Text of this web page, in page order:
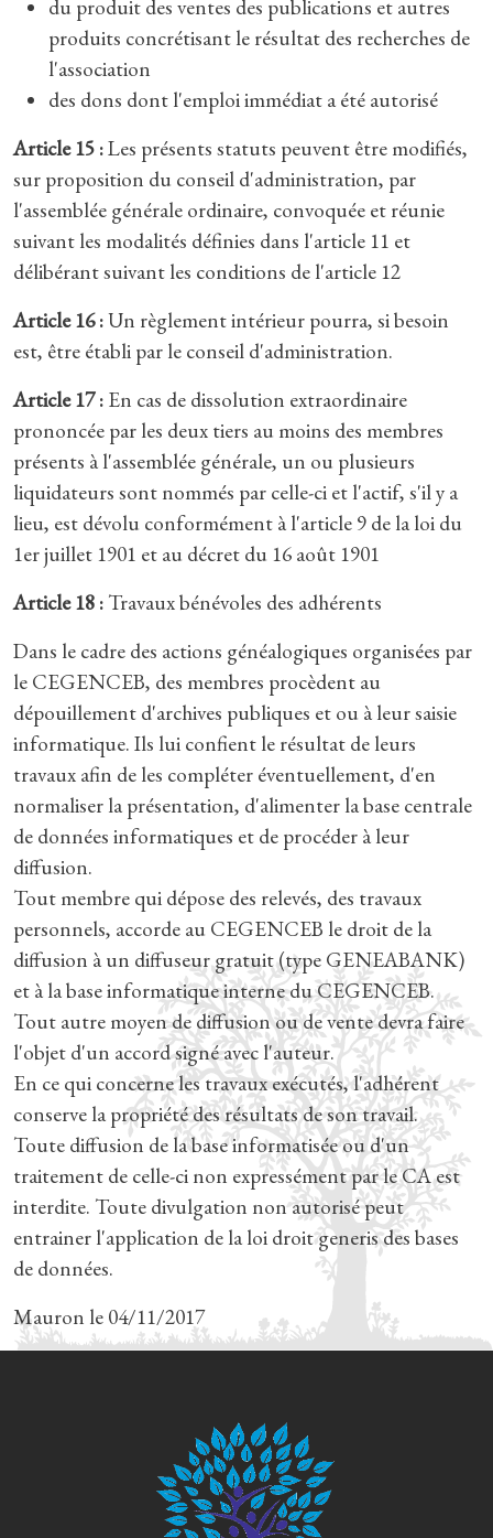
du produit des ventes des publications et autres
produits concrétisant le résultat des recherches de
l'association
des dons dont l'emploi immédiat a été autorisé
Article 15 :Les présents statuts peuvent être modifiés,
sur proposition du conseil d'administration, par
l'assemblée générale ordinaire, convoquée et réunie
suivant les modalités définies dans l'article 11 et
délibérant suivant les conditions de l'article 12
Article 16 :Un règlement intérieur pourra, si besoin
est, être établi par le conseil d'administration.
Article 17 : En cas de dissolution extraordinaire
prononcée par les deux tiers au moins des membres
présents à l'assemblée générale, un ou plusieurs
liquidateurs sont nommés par celle-ci et l'actif, s'il y a
lieu, est dévolu conformément à l'article 9 de la loi du
1er juillet 1901 et au décret du 16 août 1901
Article 18 : Travaux bénévoles des adhérents
Dans le cadre des actions généalogiques organisées par
le CEGENCEB, des membres procèdent au
dépouillement d'archives publiques et ou à leur saisie
informatique. Ils lui confient le résultat de leurs
travaux afin de les compléter éventuellement, d'en
normaliser la présentation, d'alimenter la base centrale
de données informatiques et de procéder à leur
diffusion.
Tout membre qui dépose des relevés, des travaux
personnels, accorde au CEGENCEB le droit de la
diffusion à un diffuseur gratuit (type GENEABANK)
et à la base informatique interne du CEGENCEB.
Tout autre moyen de diffusion ou de vente devra faire
l'objet d'un accord signé avec l'auteur.
En ce qui concerne les travaux exécutés, l'adhérent
conserve la propriété des résultats de son travail.
Toute diffusion de la base informatisée ou d'un
traitement de celle-ci non expressément par le CA est
interdite. Toute divulgation non autorisé peut
entrainer l'application de la loi droit generis des bases
de données.
Mauron le 04/11/2017